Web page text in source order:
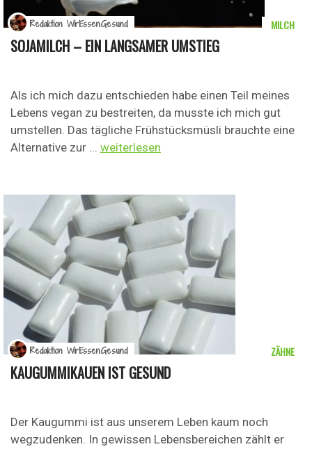
SOJAMILCH – EIN LANGSAMER UMSTIEG
Als ich mich dazu entschieden habe einen Teil meines
Lebens vegan zu bestreiten, da musste ich mich gut
umstellen. Das tägliche Frühstücksmüsli brauchte eine
Alternative zur ... weiterlesen
MILCH
Redaktion WirEssenGesund
KAUGUMMIKAUEN IST GESUND
Der Kaugummi ist aus unserem Leben kaum noch
wegzudenken. In gewissen Lebensbereichen zählt er
ZÄHNE
Redaktion WirEssenGesund